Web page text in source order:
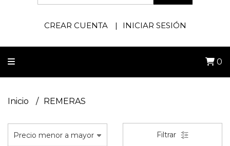
CREAR CUENTA INICIAR SESIÓN
0
Inicio REMERAS
Filtrar